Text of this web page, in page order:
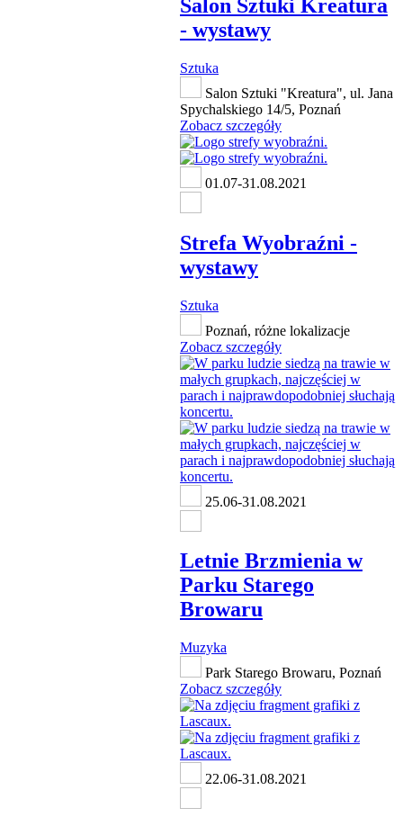
Salon Sztuki Kreatura
- wystawy
Sztuka
Salon Sztuki "Kreatura", ul. Jana
Spychalskiego 14/5, Poznań
Zobacz szczegóły
01.07-31.08.2021
Strefa Wyobraźni -
wystawy
Sztuka
Poznań, różne lokalizacje
Zobacz szczegóły
25.06-31.08.2021
Letnie Brzmienia w
Parku Starego
Browaru
Muzyka
Park Starego Browaru, Poznań
Zobacz szczegóły
22.06-31.08.2021